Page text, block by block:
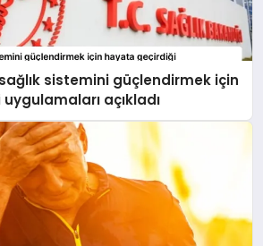
sağlık sistemini güçlendirmek için
açıkladı